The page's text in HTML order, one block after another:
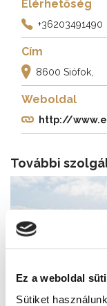
Ez a weboldal
Sütiket
Elérhetőség
+36203491490
Cím
8600 Siófok,
Weboldal
http://
További